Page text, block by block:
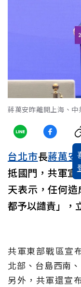
蔣萬安昨離開上海、
台北市長蔣萬安
抵國門，共軍宣
天表示，任何
都予以譴責」，
共軍東部戰區宣
北部、台島西南
另外，共軍還宣